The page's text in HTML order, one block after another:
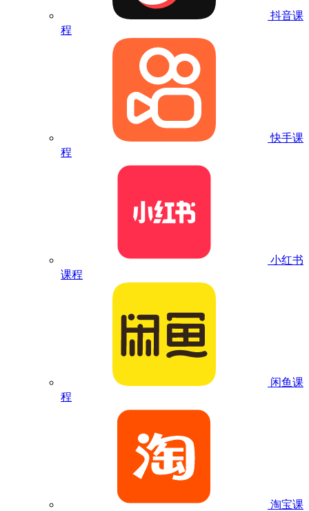
抖音课
程
快手课
程
小红书
课程
闲鱼课
程
淘宝课